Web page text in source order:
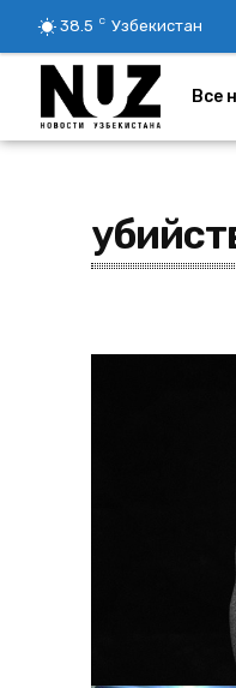
38.5 C Узбекистан
Все